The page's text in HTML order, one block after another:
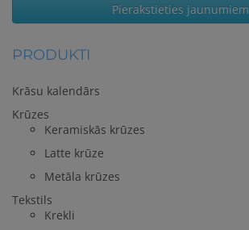
Pierakstieties jaunumiem
PRODUKTI
Krāsu kalendārs
Krūzes
Keramiskās krūzes
Latte krūze
Metāla krūzes
Tekstils
Krekli